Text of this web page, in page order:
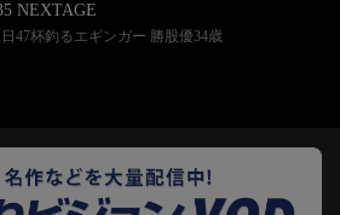
NEXTAGE
日47杯釣るエギンガー 勝股優34歳